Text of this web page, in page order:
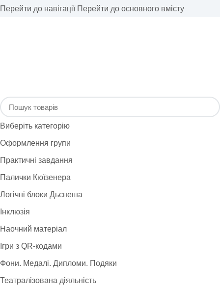
Перейти до навігації Перейти до основного вмісту
Виберіть категорію
Оформлення групи
Практичні завдання
Палички Кюїзенера
Логічні блоки Дьєнеша
Інклюзія
Наочний матеріал
Ігри з QR-кодами
Фони. Медалі. Дипломи. Подяки
Театралізована діяльність